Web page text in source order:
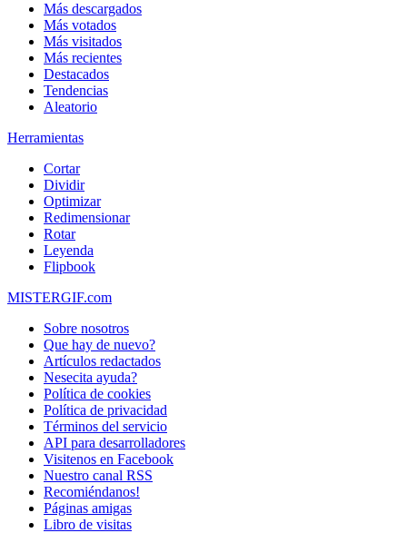
Más descargados
Más votados
Más visitados
Más recientes
Destacados
Tendencias
Aleatorio
Herramientas
Cortar
Dividir
Optimizar
Redimensionar
Rotar
Leyenda
Flipbook
MISTERGIF.com
Sobre nosotros
Que hay de nuevo?
Artículos redactados
Nesecita ayuda?
Política de cookies
Política de privacidad
Términos del servicio
API para desarrolladores
Visitenos en Facebook
Nuestro canal RSS
Recomiéndanos!
Páginas amigas
Libro de visitas